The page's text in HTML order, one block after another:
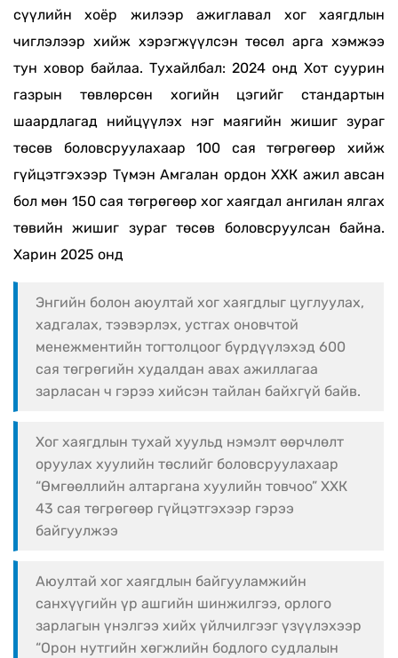
сүүлийн хоёр жилээр ажиглавал хог хаягдлын
чиглэлээр хийж хэрэгжүүлсэн төсөл арга хэмжээ
тун ховор байлаа. Тухайлбал: 2024 онд Хот суурин
газрын төвлөрсөн хогийн цэгийг стандартын
шаардлагад нийцүүлэх нэг маягийн жишиг зураг
төсөв боловсруулахаар 100 сая төгрөгөөр хийж
гүйцэтгэхээр Түмэн Амгалан ордон ХХК ажил авсан
бол мөн 150 сая төгрөгөөр хог хаягдал ангилан ялгах
төвийн жишиг зураг төсөв боловсруулсан байна.
Харин 2025 онд
Энгийн болон аюултай хог хаягдлыг цуглуулах,
хадгалах, тээвэрлэх, устгах оновчтой
менежментийн тогтолцоог бүрдүүлэхэд 600
сая төгрөгийн худалдан авах ажиллагаа
зарласан ч гэрээ хийсэн тайлан байхгүй байв.
Хог хаягдлын тухай хуульд нэмэлт өөрчлөлт
оруулах хуулийн төслийг боловсруулахаар
“Өмгөөллийн алтаргана хуулийн товчоо” ХХК
43 сая төгрөгөөр гүйцэтгэхээр гэрээ
байгуулжээ
Аюултай хог хаягдлын байгууламжийн
санхүүгийн үр ашгийн шинжилгээ, орлого
зарлагын үнэлгээ хийх үйлчилгээг үзүүлэхээр
“Орон нутгийн хөгжлийн бодлого судлалын